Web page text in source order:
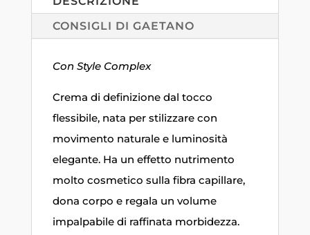
CONSIGLI DI GAETANO
Con Style Complex
Crema di definizione dal tocco
flessibile, nata per stilizzare con
movimento naturale e luminosità
elegante. Ha un effetto nutrimento
molto cosmetico sulla fibra capillare,
dona corpo e regala un volume
impalpabile di raffinata morbidezza.